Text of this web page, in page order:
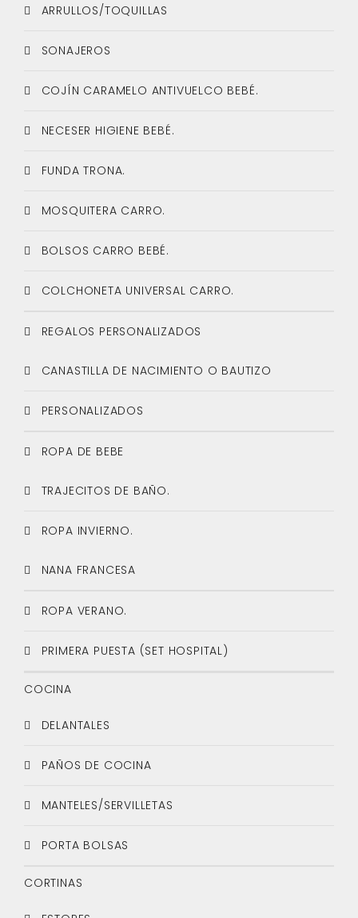
ARRULLOS/TOQUILLAS
SONAJEROS
COJÍN CARAMELO ANTIVUELCO BEBÉ.
NECESER HIGIENE BEBÉ.
FUNDA TRONA.
MOSQUITERA CARRO.
BOLSOS CARRO BEBÉ.
COLCHONETA UNIVERSAL CARRO.
REGALOS PERSONALIZADOS
CANASTILLA DE NACIMIENTO O BAUTIZO
PERSONALIZADOS
ROPA DE BEBE
TRAJECITOS DE BAÑO.
ROPA INVIERNO.
NANA FRANCESA
ROPA VERANO.
PRIMERA PUESTA (SET HOSPITAL)
COCINA
DELANTALES
PAÑOS DE COCINA
MANTELES/SERVILLETAS
PORTA BOLSAS
CORTINAS